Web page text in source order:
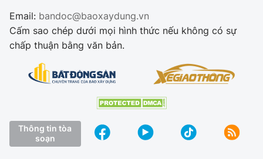
Email: bandoc@baoxaydung.vn
Cấm sao chép dưới mọi hình thức nếu không có sự
chấp thuận bằng văn bản.
Thông tin tòa
soạn